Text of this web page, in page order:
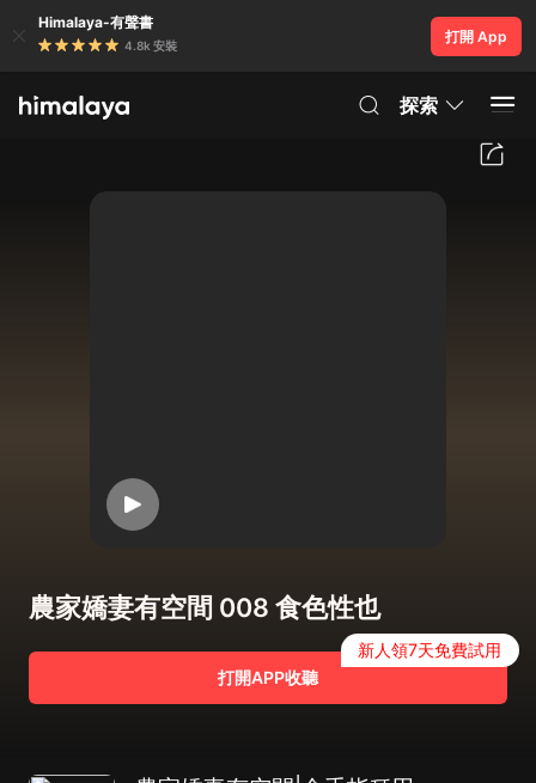
Himalaya-有聲書
4.8k 安裝
打開 App
探索
農家嬌妻有空間 008 食色性也
打開APP收聽
新人領7天免費試用